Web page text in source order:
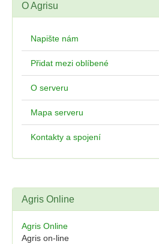
O Agrisu
Napište nám
Přidat mezi oblíbené
O serveru
Mapa serveru
Kontakty a spojení
Agris Online
Agris Online
Agris on-line